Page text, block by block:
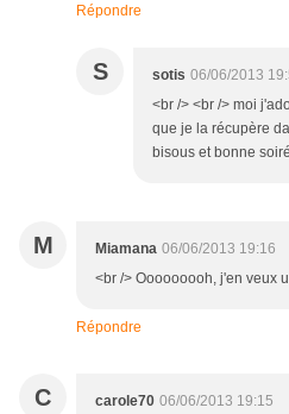
Répondre
S sotis 06/06/2013
<br /> <br /> moi
que je la récupère
bisous et bonne
M Miamana 06/06/2013 19:16
<br /> Ooooooooh, j'en veux
Répondre
C carole70 06/06/2013 19:15